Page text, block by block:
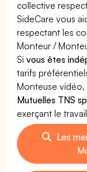
collective
SideCare vous
respectant les
Monteur /
Sivous êtes
tarifs
Monteuse
Mutuelles TNS
exerçant le
Les